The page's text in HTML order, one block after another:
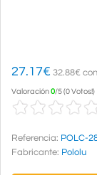
27.17€ 32.88€
Valoración0/5(0 Votos!)
Referencia: POLC-
Fabricante: Pololu